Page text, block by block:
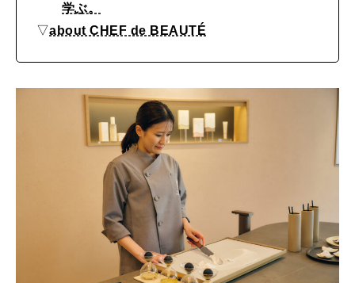
2026年3月号「スイーツ予想図 2026」
2026年1月号「猫がいれば、幸せ」
2025年12月号「お酒の新常識。」
t
o
学ぶ。
▽about CHEF de BEAUTÉ